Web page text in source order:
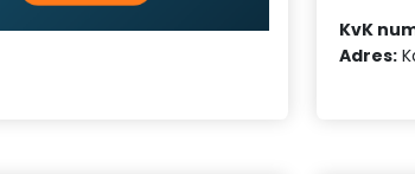
KvK
Adres: